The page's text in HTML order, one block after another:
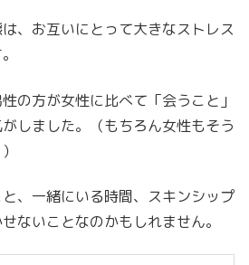
、お互いにとって大きなストレス
の方が女性に比べて「会うこと」
しました。（もちろん女性もそう
、一緒にいる時間、スキンシップ
ないことなのかもしれません。